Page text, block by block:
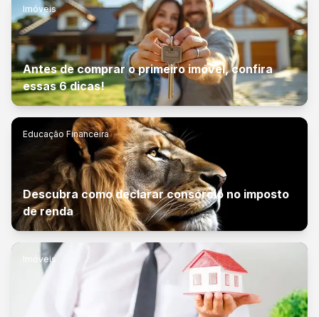
Imóveis
Antes de comprar o primeiro imóvel, confira
essas 6 dicas!
Educação Financeira
Descubra como declarar consórcio no imposto
de renda
Imóveis